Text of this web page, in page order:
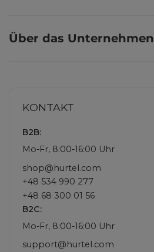
Über das Unternehmen
KONTAKT
B2B:
Mo-Fr, 8:00-16:00 Uhr
shop@hurtel.com
+48 534 990 277
+48 68 300 01 56
B2C:
Mo-Fr, 8:00-16:00 Uhr
support@hurtel.com